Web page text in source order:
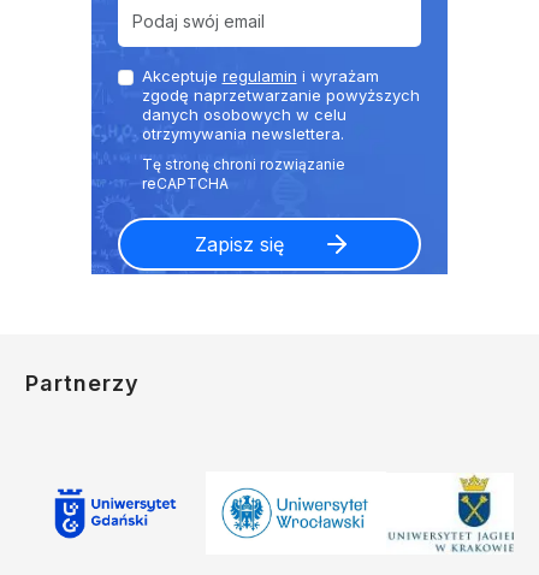
Akceptuje regulamin i wyrażam
zgodę naprzetwarzanie powyższych
danych osobowych w celu
otrzymywania newslettera.
Partnerzy